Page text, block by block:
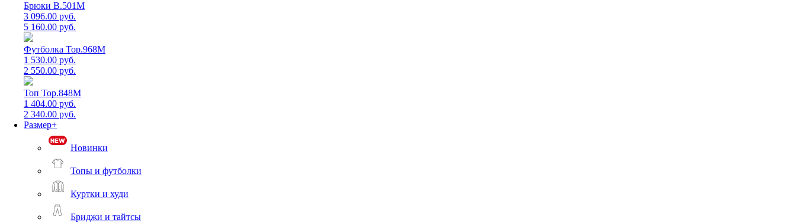
Брюки B.501M
3 096.00 руб.
5 160.00 руб.
Футболка Top.968M
1 530.00 руб.
2 550.00 руб.
Топ Top.848M
1 404.00 руб.
2 340.00 руб.
Размер+
Новинки
Топы и футболки
Куртки и худи
Бриджи и тайтсы